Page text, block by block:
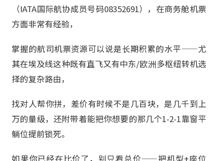
（IATA国际航协成员号码08352691），在商务舱机票
方面非常有经验，
掌握的航司机票资源可以说是长期积累的水平——尤
其在埃及线这种既有直飞又有中东/欧洲多枢纽转机选
择的复杂路由，
找对人帮你拼，差价有时候不是几百块，是几千到上
万的量级，还附带着能把你想要的那几个1-2-1靠窗平
躺位提前锁死。
如果你已经在比价了，别只看总价——把机型+座位